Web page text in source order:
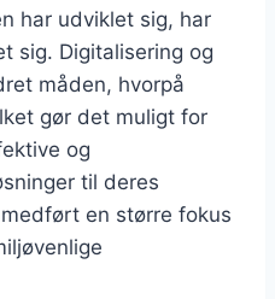
har udviklet sig, har
sig. Digitalisering og
måden, hvorpå
gør det muligt for
og
til deres
en større fokus